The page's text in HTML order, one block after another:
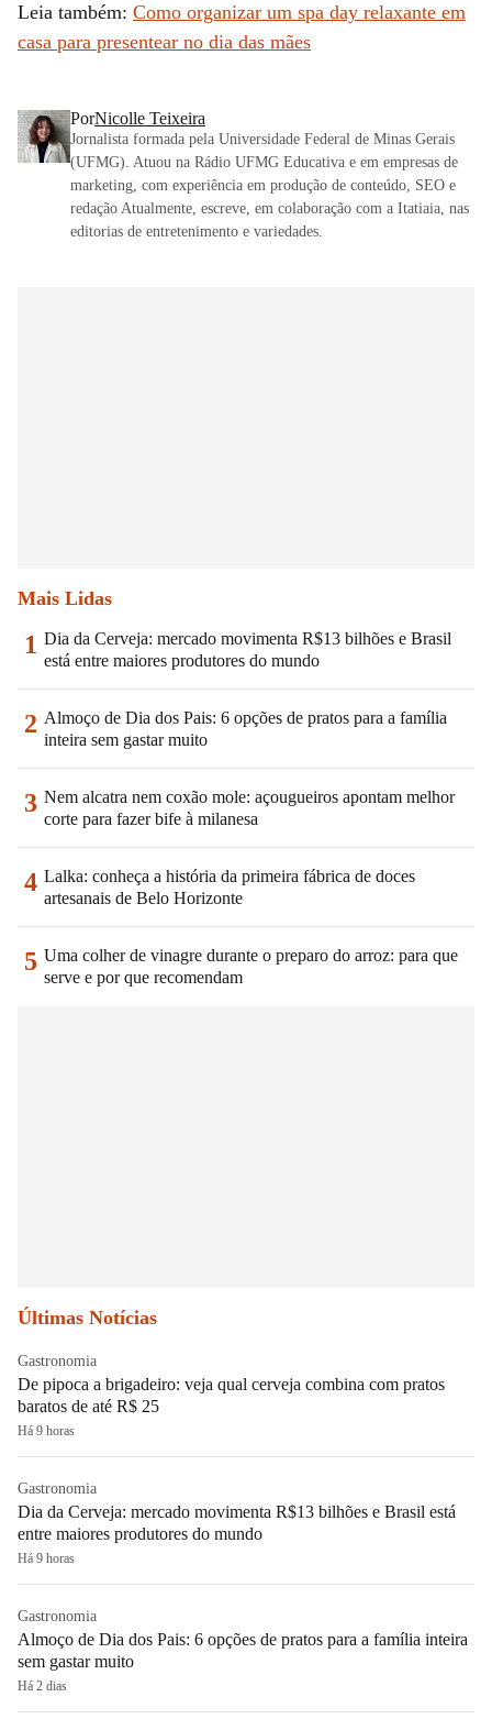
Leia também: Como organizar um spa day relaxante em
casa para presentear no dia das mães
PorNicolle Teixeira
Jornalista formada pela Universidade Federal de Minas Gerais
(UFMG). Atuou na Rádio UFMG Educativa e em empresas de
marketing, com experiência em produção de conteúdo, SEO e
redação Atualmente, escreve, em colaboração com a Itatiaia, nas
editorias de entretenimento e variedades.
Mais Lidas
1 Dia da Cerveja: mercado movimenta R$13 bilhões e Brasil
está entre maiores produtores do mundo
2 Almoço de Dia dos Pais: 6 opções de pratos para a família
inteira sem gastar muito
3 Nem alcatra nem coxão mole: açougueiros apontam melhor
corte para fazer bife à milanesa
4 Lalka: conheça a história da primeira fábrica de doces
artesanais de Belo Horizonte
5 Uma colher de vinagre durante o preparo do arroz: para que
serve e por que recomendam
Últimas Notícias
Gastronomia
De pipoca a brigadeiro: veja qual cerveja combina com pratos
baratos de até R$ 25
Há 9 horas
Gastronomia
Dia da Cerveja: mercado movimenta R$13 bilhões e Brasil está
entre maiores produtores do mundo
Há 9 horas
Gastronomia
Almoço de Dia dos Pais: 6 opções de pratos para a família inteira
sem gastar muito
Há 2 dias